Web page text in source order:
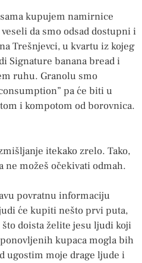
kupujem namirnice
da smo odsad dostupni i
Trešnjevci, u kvartu iz kojeg
Signature banana bread i
ruhu. Granolu smo
pa će biti u
i kompotom od borovnica.
itekako zrelo. Tako,
možeš očekivati odmah.
povratnu informaciju
će kupiti nešto prvi puta,
doista želite jesu ljudi koji
kupaca mogla bih
ugostim moje drage ljude i